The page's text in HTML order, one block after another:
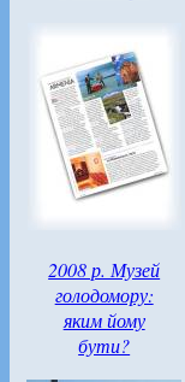
2008 р. Музей
голодомору:
яким йому
бути?